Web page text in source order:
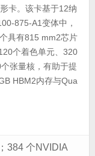
卡。该卡基于12纳
875-A1变体中，
具有815 mm2芯片
个着色单元、320
张量核，有助于提
HBM2内存与Qua
384 个NVIDIA